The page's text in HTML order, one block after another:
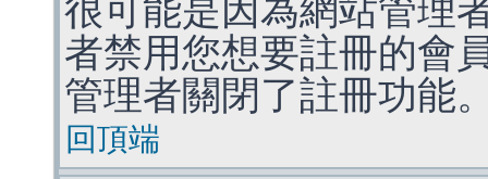
很可能是因為網站管理
者禁用您想要註冊的會
管理者關閉了註冊功能
回頂端